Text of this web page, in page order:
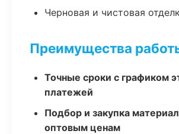
Черновая и чистовая
Преимущества
Точные сроки с графиком
платежей
Подбор и закупка
оптовым ценам